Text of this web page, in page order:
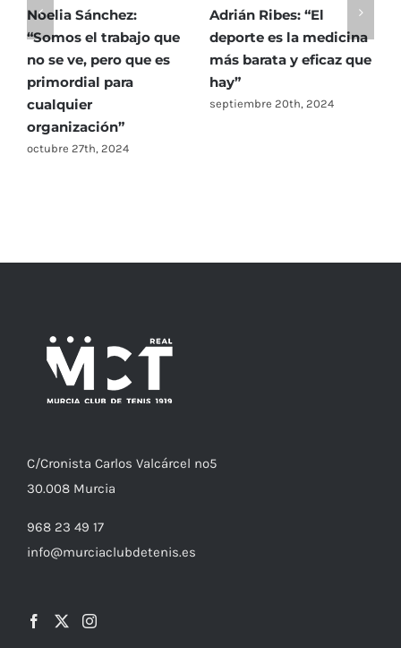
Noelia Sánchez:
“Somos el trabajo que
no se ve, pero que es
primordial para
cualquier
organización”
octubre 27th, 2024
Adrián Ribes: “El
deporte es la medicina
más barata y eficaz que
hay”
septiembre 20th, 2024
C/Cronista Carlos Valcárcel nº5
30.008 Murcia
968 23 49 17
info@murciaclubdetenis.es